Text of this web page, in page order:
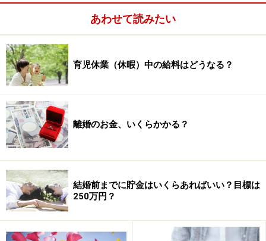
かかるか、費用負担はどうなるかを2人でしっかりと話
し合っておきましょう。また、家族が参加する場合の旅
費や宿泊費も考えておかないといけません。この他、結
婚式までに数回は打合せを行うことが多いもの。この旅
費や宿泊費も忘れてはいけません。このように、海外で
結婚式をする場合は、旅費と宿泊費をきちんと見積もっ
ておくことが大切です。
あわせて読みたい
育児休業（休暇）中の給料はどうなる？
離婚のお金、いくらかかる？
結婚前までに貯金はいくらあればいい？目標は
250万円？